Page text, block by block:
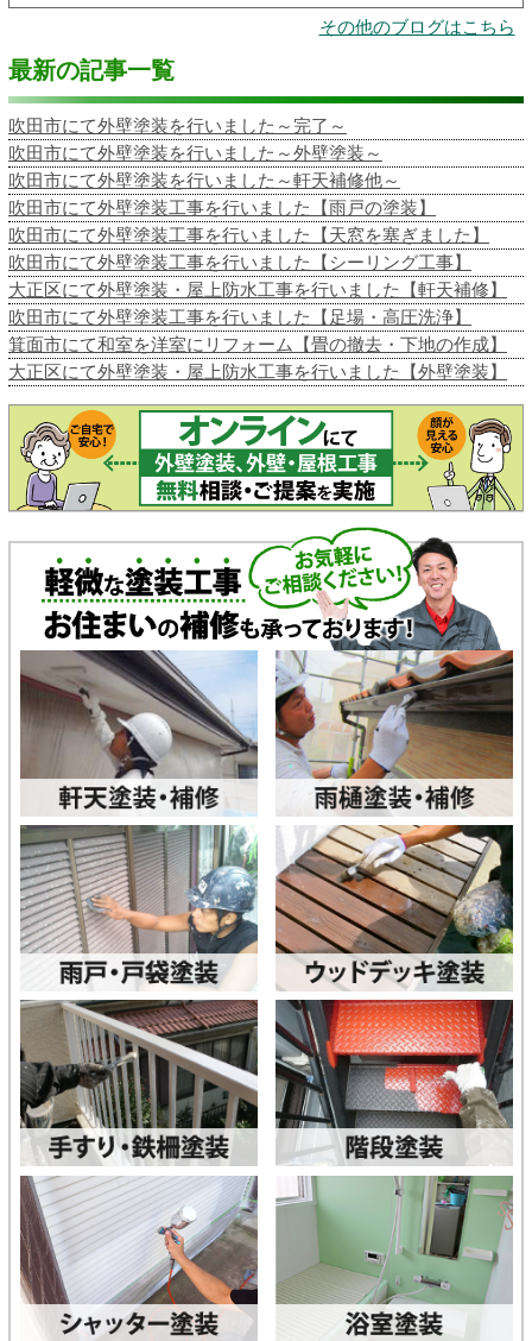
その他のブログはこちら
最新の記事一覧
吹田市にて外壁塗装を行いました～完了～
吹田市にて外壁塗装を行いました～外壁塗装～
吹田市にて外壁塗装を行いました～軒天補修他～
吹田市にて外壁塗装工事を行いました【雨戸の塗装】
吹田市にて外壁塗装工事を行いました【天窓を塞ぎました】
吹田市にて外壁塗装工事を行いました【シーリング工事】
大正区にて外壁塗装・屋上防水工事を行いました【軒天補修】
吹田市にて外壁塗装工事を行いました【足場・高圧洗浄】
箕面市にて和室を洋室にリフォーム【畳の撤去・下地の作成】
大正区にて外壁塗装・屋上防水工事を行いました【外壁塗装】